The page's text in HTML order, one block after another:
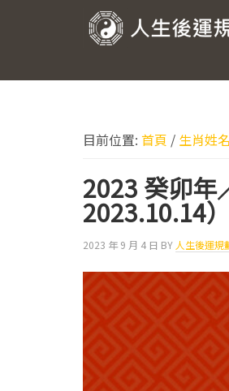
生
運
劃
師
震
諒
目前位置: 首頁 / 生肖姓名
2023 癸卯年
2023.10.14）
2023 年 9 月 4 日 BY 人生後運規